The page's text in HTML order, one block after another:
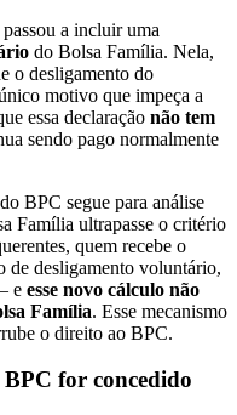
a incluir uma
do Bolsa Família. Nela,
o desligamento do
motivo que impeça a
essa declaração não tem
sendo pago normalmente
BPC segue para análise
Família ultrapasse o critério
quem recebe o
de desligamento voluntário,
e esse novo cálculo não
Família. Esse mecanismo
o direito ao BPC.
BPC for concedido